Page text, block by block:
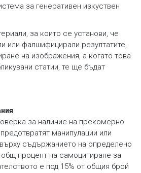
за генеративен изкуствен
за които се установи, че
или фалшифицирали резултатите,
на изображения, а когато това
статии, те ще бъдат
за наличие на прекомерно
манипулации или
съдържанието на определено
процент на самоцитиране за
е под 15% от общия брой